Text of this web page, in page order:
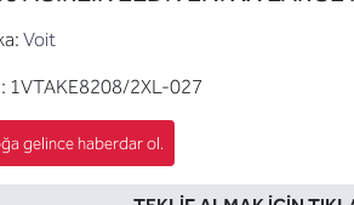
Voit
1VTAKE8208/2XL-027